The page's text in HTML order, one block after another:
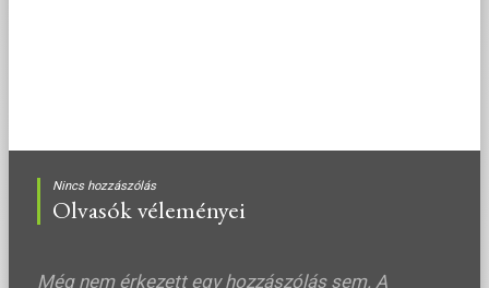
Nincs hozzászólás
Olvasók véleményei
Még nem érkezett egy hozzászólás sem. A